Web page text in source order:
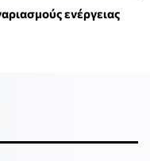
ενέργειας